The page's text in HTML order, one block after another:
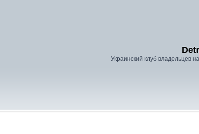
Украинский клуб владельцев